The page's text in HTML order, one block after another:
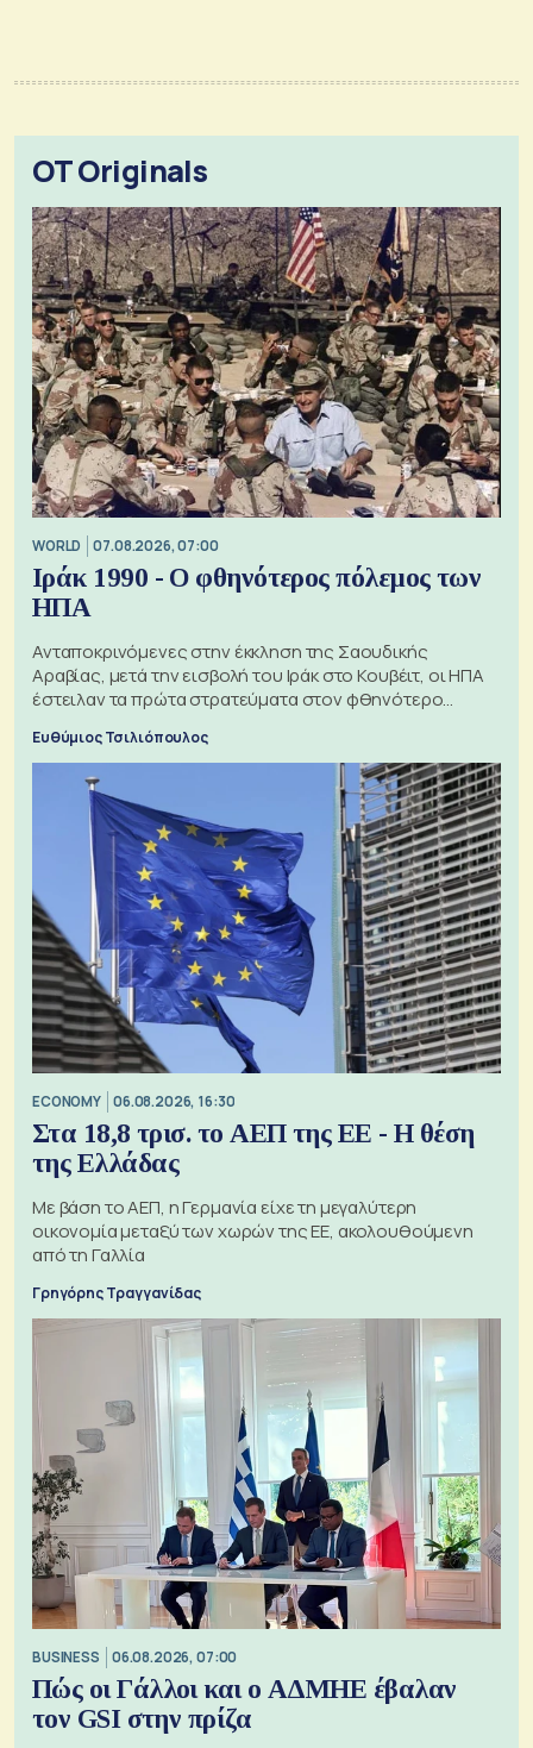
OT Originals
WORLD 07.08.2026, 07:00
Ιράκ 1990 - Ο φθηνότερος πόλεμος των
ΗΠΑ
Ανταποκρινόμενες στην έκκληση της Σαουδικής
Αραβίας, μετά την εισβολή του Ιράκ στο Κουβέιτ, οι ΗΠΑ
έστειλαν τα πρώτα στρατεύματα στον φθηνότερο
Ευθύμιος Τσιλιόπουλος
ECONOMY 06.08.2026, 16:30
Στα 18,8 τρισ. το ΑΕΠ της ΕΕ - Η θέση
της Ελλάδας
Με βάση το ΑΕΠ, η Γερμανία είχε τη μεγαλύτερη
οικονομία μεταξύ των χωρών της ΕΕ, ακολουθούμενη
από τη Γαλλία
Γρηγόρης Τραγγανίδας
BUSINESS 06.08.2026, 07:00
Πώς οι Γάλλοι και ο ΑΔΜΗΕ έβαλαν
τον GSI στην πρίζα